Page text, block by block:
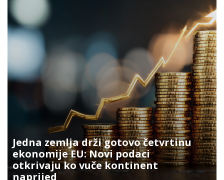
Jedna zemlja drži gotovo četvrtinu
ekonomije EU: Novi podaci
otkrivaju ko vuče kontinent
naprijed